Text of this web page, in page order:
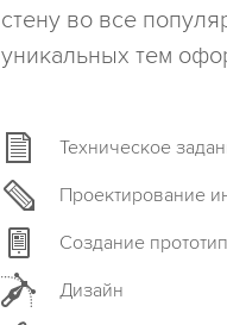
стену во все
уникальных тем
Техническое
Проектирование
Создание
Дизайн